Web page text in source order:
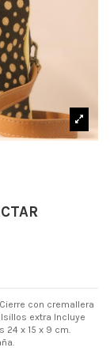
con cremallera
extra Incluye
24 x 15 x 9 cm.